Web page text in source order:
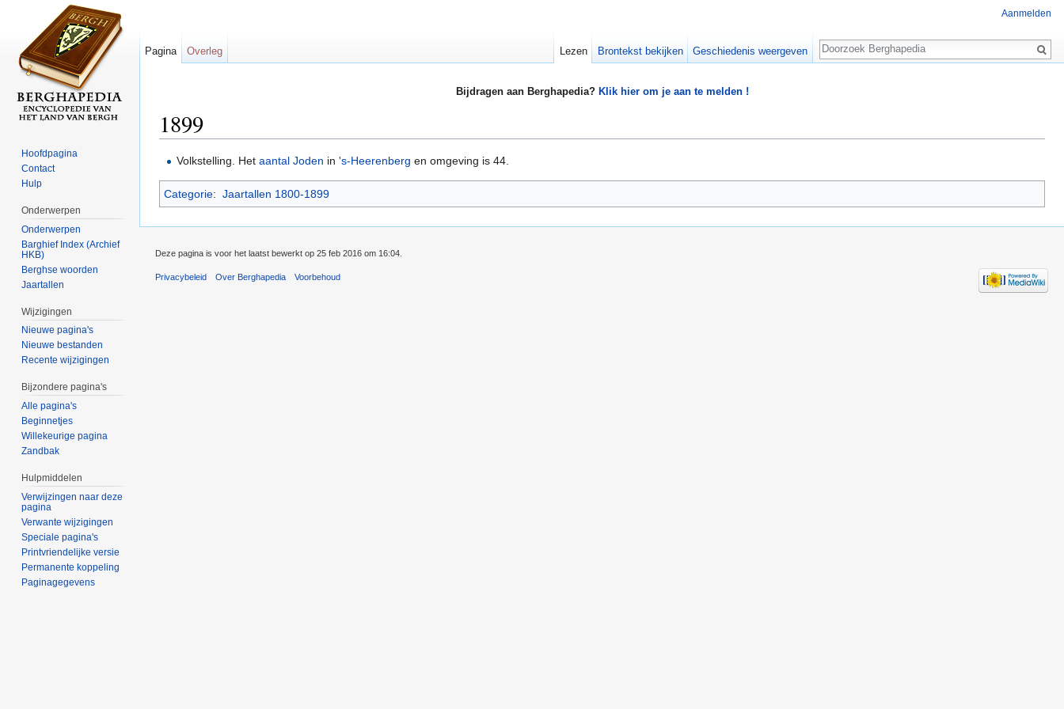
Bijdragen aan Berghapedia? Klik hier om je aan te melden !
1899
Volkstelling. Hetaantal Joden in's-Heerenberg en omgeving is 44.
Categorie: Jaartallen 1800-1899
Aanmelden
Pagina Overleg Lezen Brontekst bekijken Geschiedenis weergeven
Zoeken
Hoofdpagina
Contact
Hulp
Onderwerpen
Onderwerpen
Barghief Index (Archief
HKB)
Berghse woorden
Jaartallen
Wijzigingen
Nieuwe pagina's
Nieuwe bestanden
Recente wijzigingen
Bijzondere pagina's
Alle pagina's
Beginnetjes
Willekeurige pagina
Zandbak
Hulpmiddelen
Verwijzingen naar deze
pagina
Verwante wijzigingen
Speciale pagina's
Printvriendelijke versie
Permanente koppeling
Paginagegevens
Deze pagina is voor het laatst bewerkt op 25 feb 2016 om 16:04.
Privacybeleid Over Berghapedia Voorbehoud